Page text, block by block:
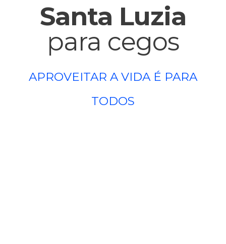
Santa Luzia
para cegos
APROVEITAR A VIDA É PARA
TODOS